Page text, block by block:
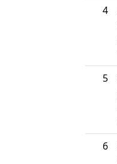
4
5
6